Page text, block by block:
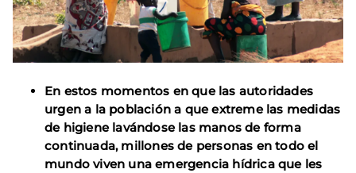
En estos momentos en que las autoridades
urgen a la población a que extreme las medidas
de higiene lavándose las manos de forma
continuada, millones de personas en todo el
mundo viven una emergencia hídrica que les